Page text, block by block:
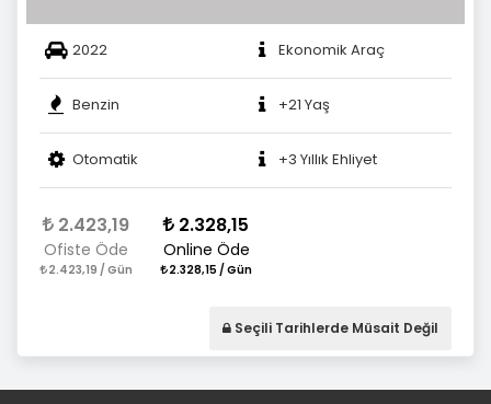
2022 Ekonomik Araç
Benzin +21 Yaş
Otomatik +3 Yıllık Ehliyet
2.423,19
Ofiste Öde
2.423,19 / Gün
2.328,15
Online Öde
2.328,15 / Gün
Seçili Tarihlerde Müsait Değil